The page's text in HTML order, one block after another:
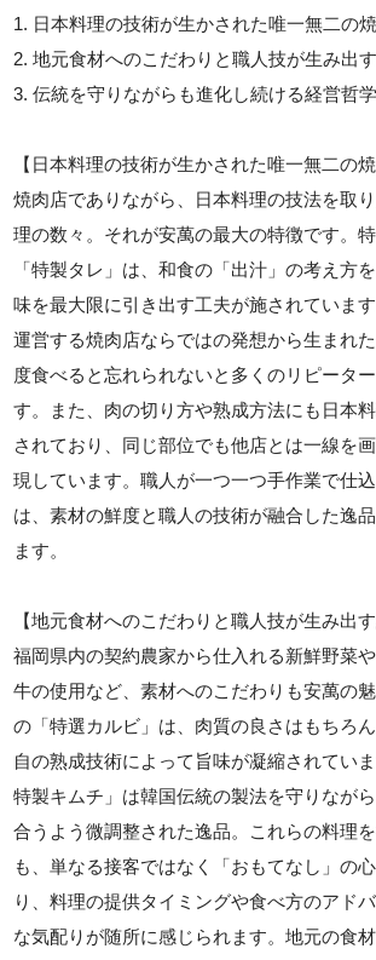
1. 日本料理の技術が生かされた唯一無二の
2. 地元食材へのこだわりと職人技が生み出
3. 伝統を守りながらも進化し続ける経営哲学
【日本料理の技術が生かされた唯一無二の焼
焼肉店でありながら、日本料理の技法を取
理の数々。それが安萬の最大の特徴です。
「特製タレ」は、和食の「出汁」の考え方
味を最大限に引き出す工夫が施されていま
運営する焼肉店ならではの発想から生まれ
度食べると忘れられないと多くのリピータ
す。また、肉の切り方や熟成方法にも日本
されており、同じ部位でも他店とは一線を
現しています。職人が一つ一つ手作業で仕込
は、素材の鮮度と職人の技術が融合した逸
ます。
【地元食材へのこだわりと職人技が生み出す
福岡県内の契約農家から仕入れる新鮮野菜
牛の使用など、素材へのこだわりも安萬の
の「特選カルビ」は、肉質の良さはもちろ
自の熟成技術によって旨味が凝縮されてい
特製キムチ」は韓国伝統の製法を守りなが
合うよう微調整された逸品。これらの料理
も、単なる接客ではなく「おもてなし」の
り、料理の提供タイミングや食べ方のアド
な気配りが随所に感じられます。地元の食